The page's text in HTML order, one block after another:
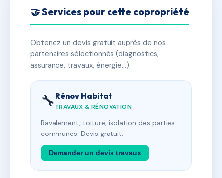
🤝 Services pour cette copropriété
Obtenez un devis gratuit auprès de nos
partenaires sélectionnés (diagnostics,
assurance, travaux, énergie…).
🔧 Rénov Habitat
TRAVAUX & RÉNOVATION
Ravalement, toiture, isolation des parties
communes. Devis gratuit.
Demander un devis travaux